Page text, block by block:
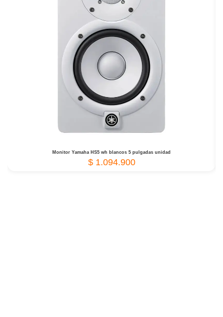
Monitor Yamaha HS5 wh blancos 5 pulgadas unidad
$1.094.900